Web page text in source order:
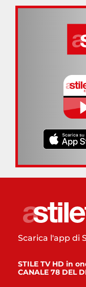
Scarica l'app di
STILE TV HD in
CANALE 78 DEL